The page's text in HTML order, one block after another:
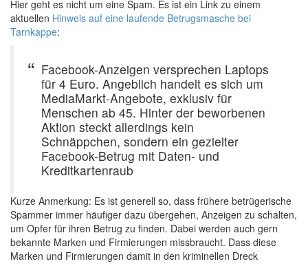
Hier geht es nicht um eine Spam. Es ist ein Link zu einem
aktuellen Hinweis auf eine laufende Betrugsmasche bei
Tarnkappe:
Facebook-Anzeigen versprechen Laptops
für 4 Euro. Angeblich handelt es sich um
MediaMarkt-Angebote, exklusiv für
Menschen ab 45. Hinter der beworbenen
Aktion steckt allerdings kein
Schnäppchen, sondern ein gezielter
Facebook-Betrug mit Daten- und
Kreditkartenraub
Kurze Anmerkung: Es ist generell so, dass frühere betrügerische
Spammer immer häufiger dazu übergehen, Anzeigen zu schalten,
um Opfer für ihren Betrug zu finden. Dabei werden auch gern
bekannte Marken und Firmierungen missbraucht. Dass diese
Marken und Firmierungen damit in den kriminellen Dreck